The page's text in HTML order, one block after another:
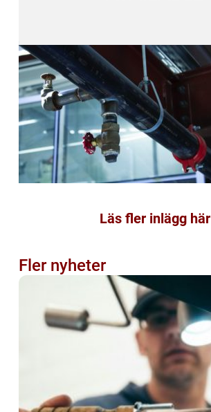
Läs fler inlägg här
Fler nyheter